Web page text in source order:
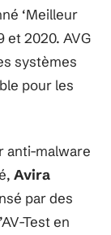
‘Meilleur
et 2020. AVG
systèmes
pour les
anti-malware
Avira
par des
Test en